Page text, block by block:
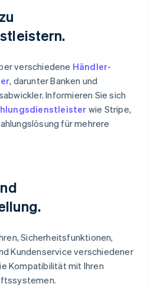
verschiedene Händler-
, darunter Banken und
Informieren Sie sich
wie Stripe,
für mehrere
Sicherheitsfunktionen,
Kundenservice verschiedener
Kompatibilität mit Ihren